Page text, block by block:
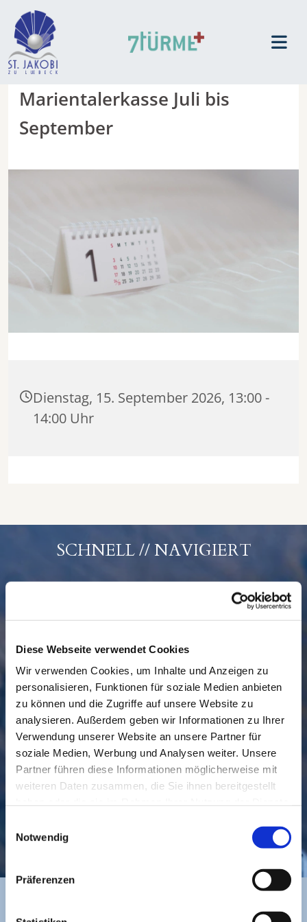
Diese Webseite verwendet Cookies
Wir verwenden Cookies, um Inhalte und Anzeigen zu
personalisieren, Funktionen für soziale Medien anbieten
zu können und die Zugriffe auf unsere Website zu
analysieren. Außerdem geben wir Informationen zu Ihrer
Verwendung unserer Website an unsere Partner für
soziale Medien, Werbung und Analysen weiter. Unsere
Partner führen diese Informationen möglicherweise mit
weiteren Daten zusammen, die Sie ihnen bereitgestellt
Notwendig
Präferenzen
Marientalerkasse Juli bis
September
Dienstag, 15. September 2026, 13:00 -
14:00 Uhr
SCHNELL // NAVIGIERT
GEMEINDE BESUCHEN